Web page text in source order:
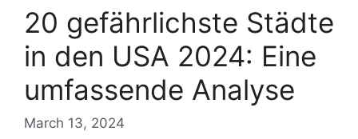
20 gefährlichste Städte
in den USA 2024: Eine
umfassende Analyse
March 13, 2024